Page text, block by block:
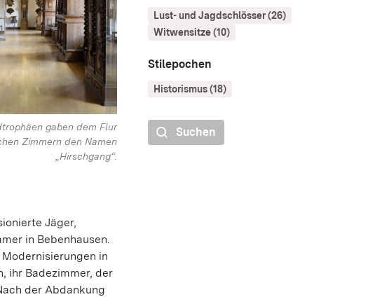
gaben dem Flur
Zimmern den Namen
„Hirschgang“.
Jäger,
in Bebenhausen.
in
ihr Badezimmer, der
der Abdankung
Lust- und Jagdschlösser (26)
Witwensitze (10)
Stilepochen
Historismus (18)
Suchen